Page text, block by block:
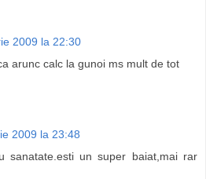
2009 la 22:30
arunc calc la gunoi ms mult de tot
2009 la 23:48
sanatate.esti un super baiat,mai rar